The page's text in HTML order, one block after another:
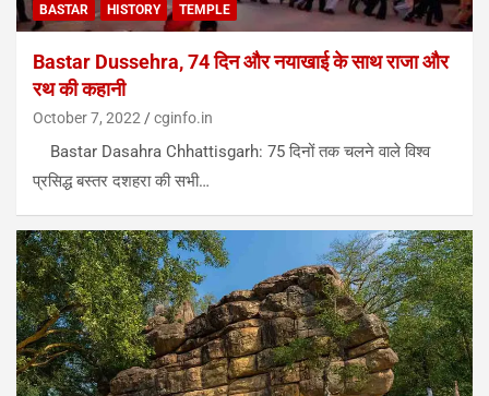
BASTAR HISTORY TEMPLE
Bastar Dussehra, 74 दिन और नयाखाई के साथ राजा और
रथ की कहानी
October 7, 2022 cginfo.in
Bastar Dasahra Chhattisgarh: 75 दिनों तक चलने वाले विश्व
प्रसिद्ध बस्तर दशहरा की सभी…